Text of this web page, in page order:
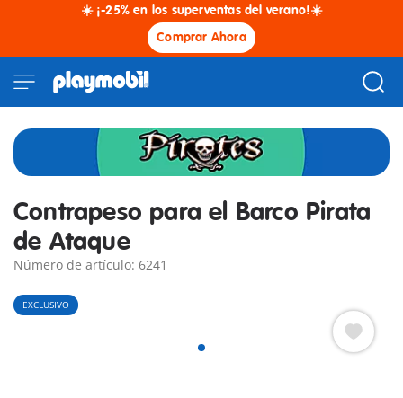
☀️ ¡-25% en los superventas del verano!☀️
Comprar Ahora
Contrapeso para el Barco Pirata
de Ataque
Número de artículo: 6241
EXCLUSIVO